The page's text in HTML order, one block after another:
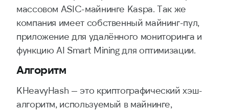
массовом ASIC-майнинге Kaspa. Так же
компания имеет собственный майнинг-пул,
приложение для удалённого мониторинга и
функцию AI Smart Mining для оптимизации.
Алгоритм
KHeavyHash — это криптографический хэш-
алгоритм, используемый в майнинге,